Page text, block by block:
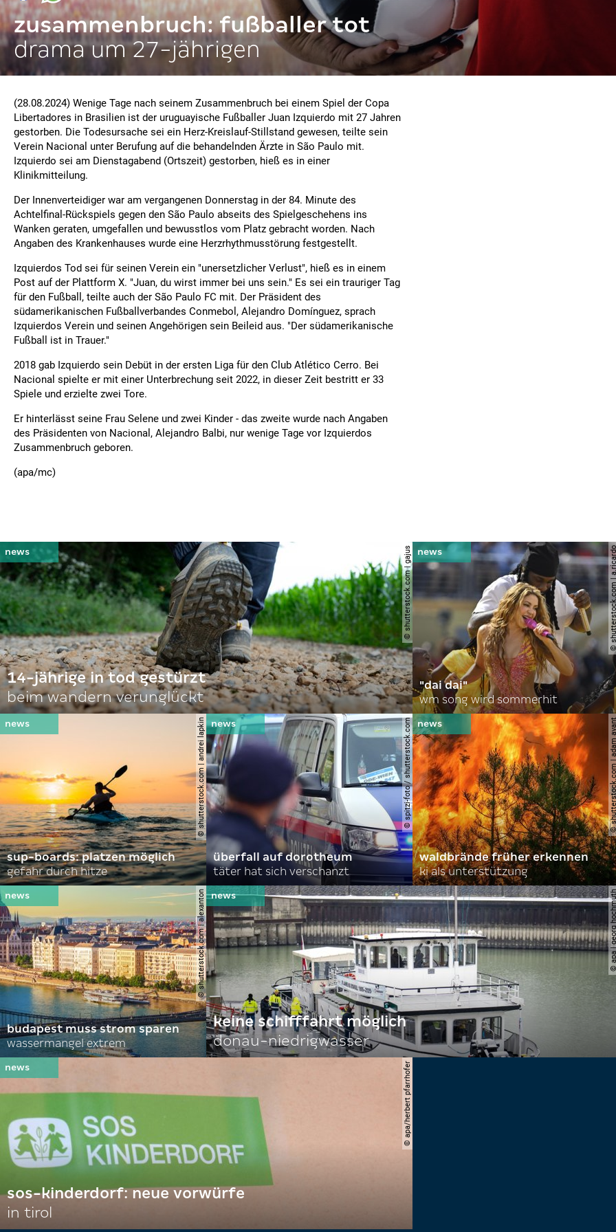
zusammenbruch: fußballer tot
drama um 27-jährigen
(28.08.2024) Wenige Tage nach seinem Zusammenbruch bei einem Spiel der Copa
Libertadores in Brasilien ist der uruguayische Fußballer Juan Izquierdo mit 27 Jahren
gestorben. Die Todesursache sei ein Herz-Kreislauf-Stillstand gewesen, teilte sein
Verein Nacional unter Berufung auf die behandelnden Ärzte in São Paulo mit.
Izquierdo sei am Dienstagabend (Ortszeit) gestorben, hieß es in einer
Klinikmitteilung.
Der Innenverteidiger war am vergangenen Donnerstag in der 84. Minute des
Achtelfinal-Rückspiels gegen den São Paulo abseits des Spielgeschehens ins
Wanken geraten, umgefallen und bewusstlos vom Platz gebracht worden. Nach
Angaben des Krankenhauses wurde eine Herzrhythmusstörung festgestellt.
Izquierdos Tod sei für seinen Verein ein "unersetzlicher Verlust", hieß es in einem
Post auf der Plattform X. "Juan, du wirst immer bei uns sein." Es sei ein trauriger Tag
für den Fußball, teilte auch der São Paulo FC mit. Der Präsident des
südamerikanischen Fußballverbandes Conmebol, Alejandro Domínguez, sprach
Izquierdos Verein und seinen Angehörigen sein Beileid aus. "Der südamerikanische
Fußball ist in Trauer."
2018 gab Izquierdo sein Debüt in der ersten Liga für den Club Atlético Cerro. Bei
Nacional spielte er mit einer Unterbrechung seit 2022, in dieser Zeit bestritt er 33
Spiele und erzielte zwei Tore.
Er hinterlässt seine Frau Selene und zwei Kinder - das zweite wurde nach Angaben
des Präsidenten von Nacional, Alejandro Balbi, nur wenige Tage vor Izquierdos
Zusammenbruch geboren.
(apa/mc)
© shutterstock.com | gajus
14-jährige in tod gestürzt
beim wandern verunglückt
©
"dai dai"
wm song wird sommerhit
© shutterstock.com | andrei lapkin
sup-boards: platzen möglich
gefahr durch hitze
© spitzi-foto / shutterstock.com
überfall auf dorotheum
täter hat sich verschanzt
©
waldbrände früher erkennen
ki als unterstützung
© shutterstock.com | alexanton
budapest muss strom sparen
wassermangel extrem
© apa |
keine schifffahrt möglich
donau-niedrigwasser
© apa/herbert pfarrhofer
sos-kinderdorf: neue vorwürfe
in tirol